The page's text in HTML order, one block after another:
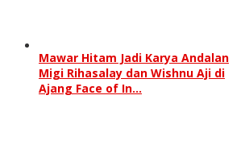
Mawar Hitam Jadi Karya Andalan
Migi Rihasalay dan Wishnu Aji di
Ajang Face of In…